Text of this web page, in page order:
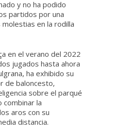
y no ha podido
partidos por una
en la rodilla
en el verano del 2022
jugados hasta ahora
ha exhibido su
de baloncesto,
sobre el parqué
combinar la
aros con su
distancia.